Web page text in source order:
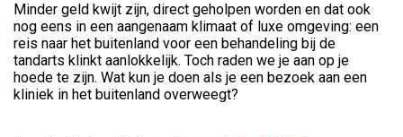
Minder geld kwijt zijn, direct geholpen worden en dat ook
nog eens in een aangenaam klimaat of luxe omgeving: een
reis naar het buitenland voor een behandeling bij de
tandarts klinkt aanlokkelijk. Toch raden we je aan op je
hoede te zijn. Wat kun je doen als je een bezoek aan een
kliniek in het buitenland overweegt?